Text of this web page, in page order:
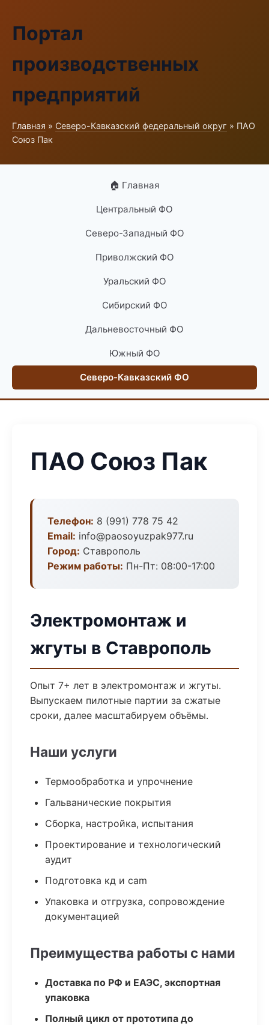
Портал
производственных
предприятий
Главная » Северо-Кавказский федеральный округ » ПАО
Союз Пак
🏠 Главная
Центральный ФО
Северо-Западный ФО
Приволжский ФО
Уральский ФО
Сибирский ФО
Дальневосточный ФО
Южный ФО
Северо-Кавказский ФО
ПАО Союз Пак
Телефон: 8 (991) 778 75 42
Email: info@paosoyuzpak977.ru
Город: Ставрополь
Режим работы: Пн-Пт: 08:00-17:00
Электромонтаж и
жгуты в Ставрополь
Опыт 7+ лет в электромонтаж и жгуты.
Выпускаем пилотные партии за сжатые
сроки, далее масштабируем объёмы.
Наши услуги
Термообработка и упрочнение
Гальванические покрытия
Сборка, настройка, испытания
Проектирование и технологический
аудит
Подготовка кд и cam
Упаковка и отгрузка, сопровождение
документацией
Преимущества работы с нами
Доставка по РФ и ЕАЭС, экспортная
упаковка
Полный цикл от прототипа до